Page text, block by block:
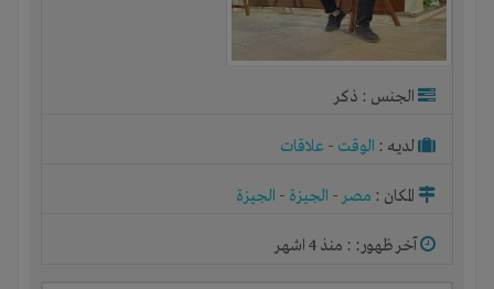
الجنس : ذكر
لديـه : الوقت - علاقات
المكان : مصر- الجيزة - الجيزة
آخر ظهور: : منذ 4 اشهر